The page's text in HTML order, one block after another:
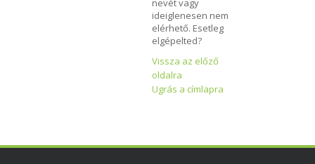
ideiglenesen nem
elérhető. Esetleg
elgépelted?
Vissza az előző
oldalra
Ugrás a címlapra